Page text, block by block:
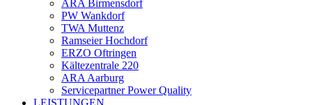
ARA Birmensdorf
PW Wankdorf
TWA Muttenz
Ramseier Hochdorf
ERZO Oftringen
Kältezentrale 220
ARA Aarburg
Servicepartner Power Quality
LEISTUNGEN